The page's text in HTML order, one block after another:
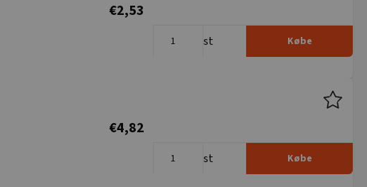
€2,53
st Købe
€4,82
st Købe